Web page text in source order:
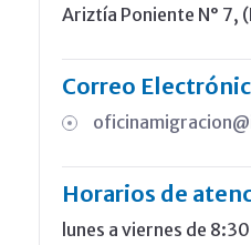
Ariztía Poniente N° 7,
Correo
Horarios de
lunes a viernes de